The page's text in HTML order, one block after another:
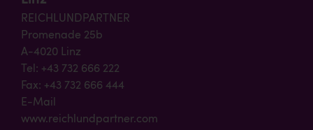
REICHLUNDPARTNER
Promenade 25b
A-4020 Linz
Tel: +43 732 666 222
Fax: +43 732 666 444
E-Mail
www.reichlundpartner.com